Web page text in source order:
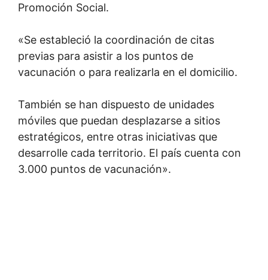
Promoción Social.
«Se estableció la coordinación de citas
previas para asistir a los puntos de
vacunación o para realizarla en el domicilio.
También se han dispuesto de unidades
móviles que puedan desplazarse a sitios
estratégicos, entre otras iniciativas que
desarrolle cada territorio. El país cuenta con
3.000 puntos de vacunación».